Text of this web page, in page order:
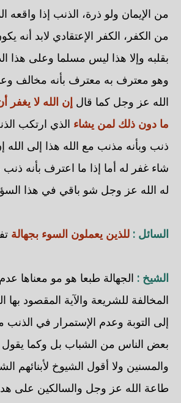
من الإيمان ولو ذرة، الذنب إذا واقعه
من الكفر، الكفر الإعتقادي لابد أنه
بقلبه وإلا هذا ليس مسلما وعلى هذا
وهو معترف به معترف بأنه مخالف
الله عز وجل كما قال إن الله لا
ما دون ذلك لمن يشاء الذي ارتكب
ذنب وبأنه مذنب مع الله هذا إلى
شاء غفر له أما إذا ما اعترف بأنه
له الله عز وجل شو باقي في هذا
السائل : للذين يعملون السوء بجهالة
الشيخ : الجهالة طبعا هو مو معناها عدم
المخالفة للشريعة والآية المقصود
إلى التوبة وعدم الإستمرار في الذنب
بعض الناس من الشباب بل وكما
والمسنين ولا أقول الشيوخ لأبنائهم
طاعة الله عز وجل والسالكين على